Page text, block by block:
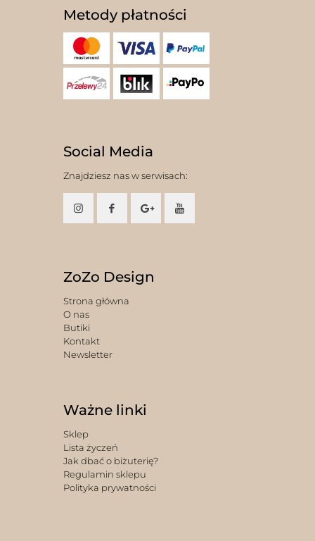
Metody płatności
Social Media
Znajdziesz nas w serwisach:
ZoZo Design
Strona główna
O nas
Butiki
Kontakt
Newsletter
Ważne linki
Sklep
Lista życzeń
Jak dbać o biżuterię?
Regulamin sklepu
Polityka prywatności